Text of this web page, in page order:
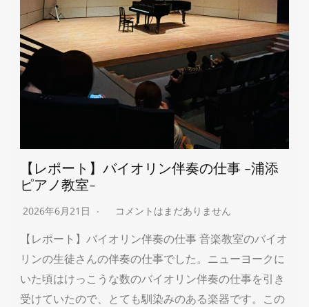
【レポート】バイオリン伴奏の仕事 -浦添
ピアノ教室-
2026年6月21日 コメントはまだありません
【レポート】バイオリン伴奏の仕事 音楽教室のバイオ
リンの生徒さんの伴奏の仕事でした。ニューヨークに
いた頃はけっこうな数のバイオリン伴奏の仕事を引き
受けていたので、とても馴染みのある楽器です。この